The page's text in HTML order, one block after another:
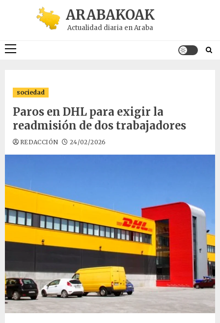
ARABAKOAK
Actualidad diaria en Araba
Menú
sociedad
Paros en DHL para exigir la
readmisión de dos trabajadores
REDACCIÓN 24/02/2026